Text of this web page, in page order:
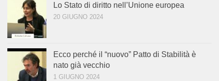
Lo Stato di diritto nell’Unione europea
20 GIUGNO 2024
Ecco perché il “nuovo” Patto di Stabilità è
nato già vecchio
1 GIUGNO 2024